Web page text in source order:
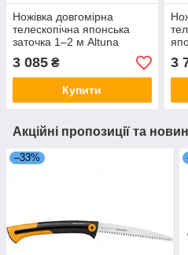
Ножівка довгомірна
телескопічна японська
заточка 1–2 м Altuna
(90820.A) Іспанія
3 085 ₴
Купити
3
Акційні пропозиції та
–33%